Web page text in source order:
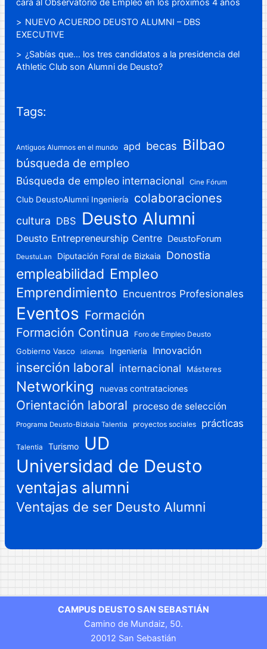
cara al Observatorio de Empleo en los próximos 4 años
NUEVO ACUERDO DEUSTO ALUMNI – DBS
EXECUTIVE
¿Sabías que… los tres candidatos a la presidencia del
Athletic Club son Alumni de Deusto?
Tags:
Antiguos Alumnos en el mundo apd becas Bilbao
búsqueda de empleo
Búsqueda de empleo internacional Cine Fórum
Club DeustoAlumni Ingeniería colaboraciones
cultura DBS Deusto Alumni
Deusto Entrepreneurship Centre DeustoForum
DeustuLan Diputación Foral de Bizkaia Donostia
empleabilidad Empleo
Emprendimiento Encuentros Profesionales
Eventos Formación
Formación Continua Foro de Empleo Deusto
Gobierno Vasco idiomas Ingenieria Innovación
inserción laboral internacional Másteres
Networking nuevas contrataciones
Orientación laboral proceso de selección
Programa Deusto-Bizkaia Talentia proyectos sociales prácticas
Talentia Turismo
UD
Universidad de Deusto
ventajas alumni
Ventajas de ser Deusto Alumni
CAMPUS DEUSTO SAN SEBASTIÁN
Camino de Mundaiz, 50.
20012 San Sebastián